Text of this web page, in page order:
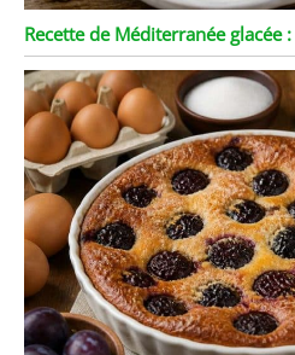
Recette de Méditerranée glacée